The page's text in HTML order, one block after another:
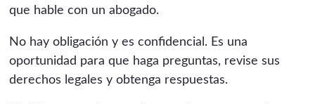
que hable con un abogado.
No hay obligación y es confidencial. Es una
oportunidad para que haga preguntas, revise sus
derechos legales y obtenga respuestas.